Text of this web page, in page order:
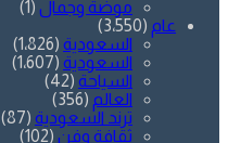
موضة وجمال (1)
عام (3٬550)
السعودية (1٬826)
السعودية (1٬607)
السياحة (42)
العالم (356)
ترند السعودية (87)
ثقافة وفن (102)